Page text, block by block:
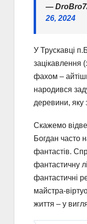
—
26, 2024
У Трускавці
зацікавлення
фахом –
народився
деревини, яку
Скажемо
Богдан часто
фантастів.
фантастичну
фантастичні
майстра-
життя – у